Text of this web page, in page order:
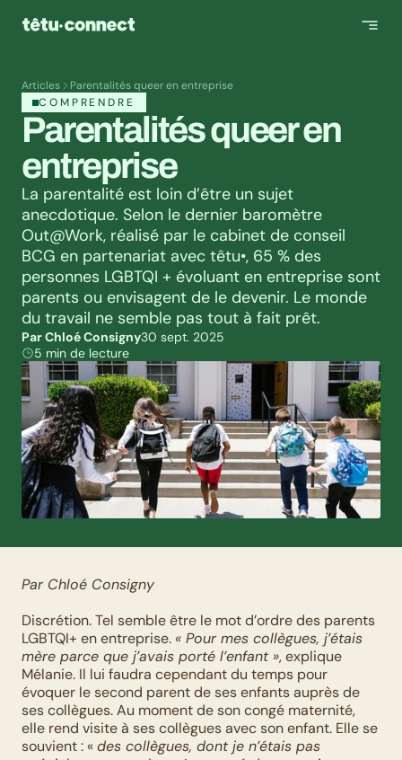
Articles
Parentalités queer en entreprise
COMPRENDRE
Parentalités queer en
entreprise
La parentalité est loin d’être un sujet
anecdotique. Selon le dernier baromètre
Out@Work, réalisé par le cabinet de conseil
BCG en partenariat avec têtu•, 65 % des
personnes LGBTQI + évoluant en entreprise sont
parents ou envisagent de le devenir. Le monde
du travail ne semble pas tout à fait prêt.
Par Chloé Consigny30 sept. 2025
5 min de lecture
Par Chloé Consigny
Discrétion. Tel semble être le mot d’ordre des parents
LGBTQI+ en entreprise. « Pour mes collègues, j’étais
mère parce que j’avais porté l’enfant », explique
Mélanie. Il lui faudra cependant du temps pour
évoquer le second parent de ses enfants auprès de
ses collègues. Au moment de son congé maternité,
elle rend visite à ses collègues avec son enfant. Elle se
souvient : « des collègues, dont je n’étais pas